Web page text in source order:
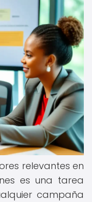
relevantes en
es una tarea
campaña